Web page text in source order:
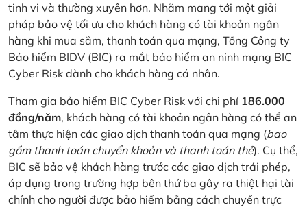
tinh vi và thường xuyên hơn. Nhằm mang tới một giải
pháp bảo vệ tối ưu cho khách hàng có tài khoản ngân
hàng khi mua sắm, thanh toán qua mạng, Tổng Công ty
Bảo hiểm BIDV (BIC) ra mắt bảo hiểm an ninh mạng BIC
Cyber Risk dành cho khách hàng cá nhân.
Tham gia bảo hiểm BIC Cyber Risk với chi phí 186.000
đồng/năm, khách hàng có tài khoản ngân hàng có thể an
tâm thực hiện các giao dịch thanh toán qua mạng (bao
gồm thanh toán chuyển khoản và thanh toán thẻ). Cụ thể,
BIC sẽ bảo vệ khách hàng trước các giao dịch trái phép,
áp dụng trong trường hợp bên thứ ba gây ra thiệt hại tài
chính cho người được bảo hiểm bằng cách chuyển trực